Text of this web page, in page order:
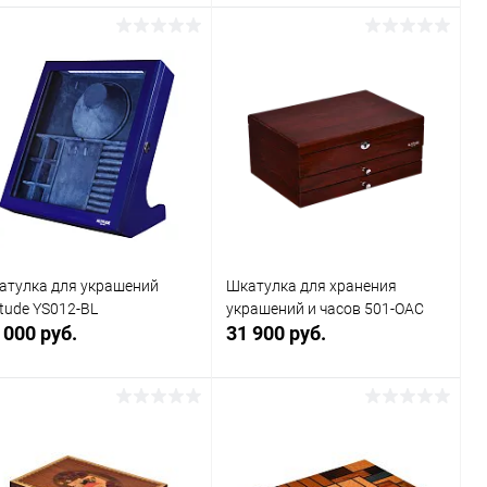
Купить в 1
Сравнение
В избранное В наличии
Купить в 1
клик
Сравнение
В избранное В наличии
для украшений
YS012-BL
руб.
Купить в 1
Сравнение
Шкатулка для хранения
украшений и часов 501-OAC
31 900 руб.
Купить в 1
Сравнение